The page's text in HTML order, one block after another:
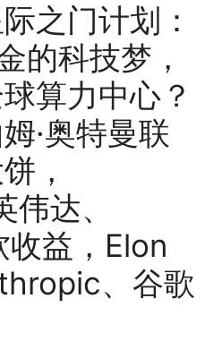
之门计划：
的科技梦，
算力中心？
·奥特曼联
，
达、
收益，Elon
、谷歌